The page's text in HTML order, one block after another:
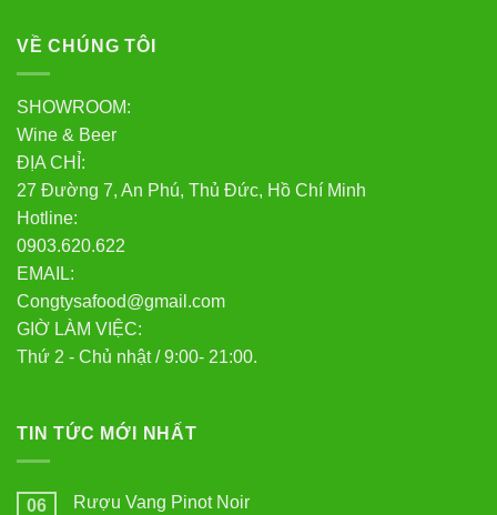
VỀ CHÚNG TÔI
SHOWROOM:
Wine & Beer
ĐỊA CHỈ:
27 Đường 7, An Phú, Thủ Đức, Hồ Chí Minh
Hotline:
0903.620.622
EMAIL:
Congtysafood@gmail.com
GIỜ LÀM VIỆC:
Thứ 2 - Chủ nhật / 9:00- 21:00.
TIN TỨC MỚI NHẤT
06 Rượu Vang Pinot Noir